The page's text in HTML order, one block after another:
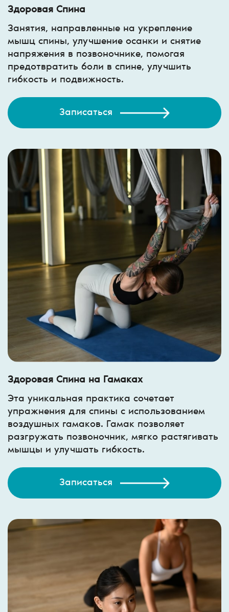
Здоровая Спина
Занятия, направленные на укрепление
мышц спины, улучшение осанки и снятие
напряжения в позвоночнике, помогая
предотвратить боли в спине, улучшить
гибкость и подвижность.
Записаться
Здоровая Спина на Гамаках
Эта уникальная практика сочетает
упражнения для спины с использованием
воздушных гамаков. Гамак позволяет
разгружать позвоночник, мягко растягивать
мышцы и улучшать гибкость.
Записаться